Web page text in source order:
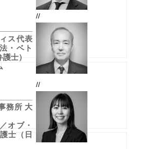
ス代表
・ベト
士）
//
務所 大
オブ・
士（日
//